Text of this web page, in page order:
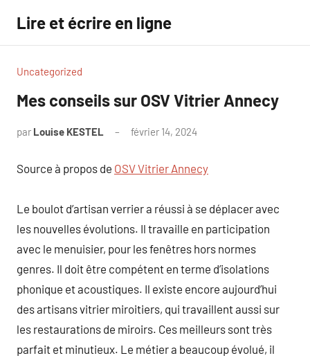
contenu
Lire et écrire en ligne
Uncategorized
Mes conseils sur OSV Vitrier Annecy
par Louise KESTEL février 14, 2024
Source à propos de OSV Vitrier Annecy
Le boulot d’artisan verrier a réussi à se déplacer avec
les nouvelles évolutions. Il travaille en participation
avec le menuisier, pour les fenêtres hors normes
genres. Il doit être compétent en terme d’isolations
phonique et acoustiques. Il existe encore aujourd’hui
des artisans vitrier miroitiers, qui travaillent aussi sur
les restaurations de miroirs. Ces meilleurs sont très
parfait et minutieux. Le métier a beaucoup évolué, il